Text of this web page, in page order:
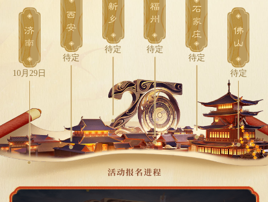
济
南
10月29日
西
安
待定
新
乡
待定
福
州
待定
石
家
庄
待定
佛
山
待定